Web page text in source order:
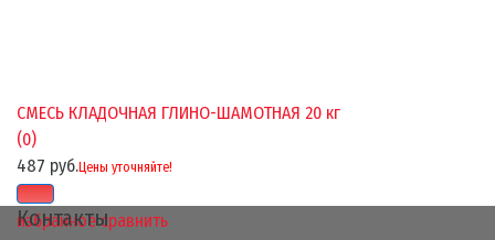
избранное сравнить
СМЕСЬ КЛАДОЧНАЯ ГЛИНО-ШАМОТНАЯ 20 кг
(0)
487 руб.Цены уточняйте!
Контакты